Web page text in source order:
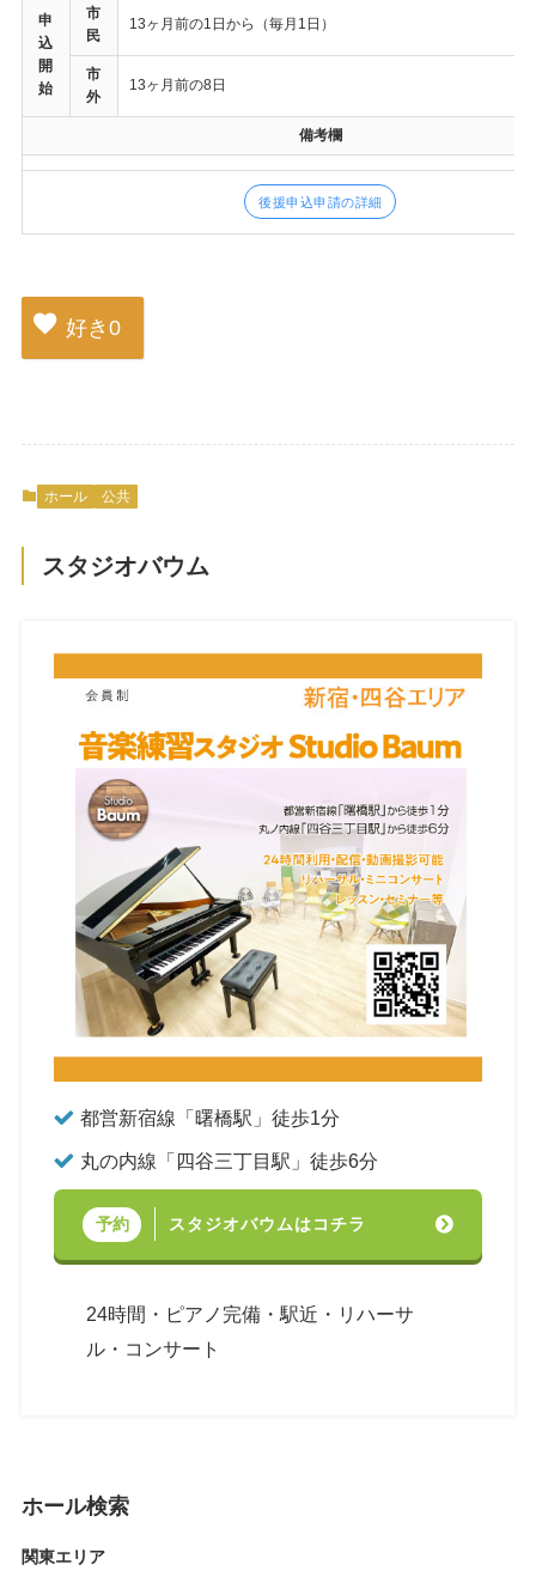
申
込
開
始
市
民
13ヶ月前の1日から（毎月1日）
市
外
13ヶ月前の8日
備考欄
後援申込申請の詳細
好き 0
ホール 公共
スタジオバウム
都営新宿線「曙橋駅」徒歩1分
丸の内線「四谷三丁目駅」徒歩6分
予約 スタジオバウムはコチラ
24時間・ピアノ完備・駅近・リハーサ
ル・コンサート
ホール検索
関東エリア